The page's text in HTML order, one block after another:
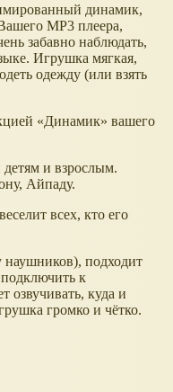
динамик,
МР3 плеера,
забавно наблюдать,
Игрушка мягкая,
одежду (или взять
«Динамик» вашего
и взрослым.
Айпаду.
всех, кто его
подходит
к
озвучивать, куда и
громко и чётко.